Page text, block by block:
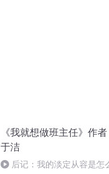
《我就想做班主任》作者
于洁
后记：我的淡定从容是怎